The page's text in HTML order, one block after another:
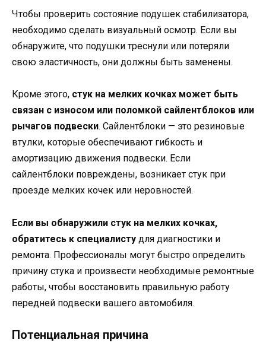
Чтобы проверить состояние подушек стабилизатора,
необходимо сделать визуальный осмотр. Если вы
обнаружите, что подушки треснули или потеряли
свою эластичность, они должны быть заменены.
Кроме этого, стук на мелких кочках может быть
связан с износом или поломкой сайлентблоков или
рычагов подвески. Сайлентблоки — это резиновые
втулки, которые обеспечивают гибкость и
амортизацию движения подвески. Если
сайлентблоки повреждены, возникает стук при
проезде мелких кочек или неровностей.
Если вы обнаружили стук на мелких кочках,
обратитесь к специалисту для диагностики и
ремонта. Профессионалы могут быстро определить
причину стука и произвести необходимые ремонтные
работы, чтобы восстановить правильную работу
передней подвески вашего автомобиля.
Потенциальная причина